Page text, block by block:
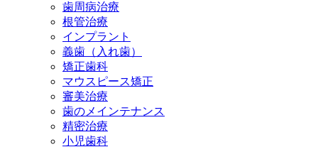
歯周病治療
根管治療
インプラント
義歯（入れ歯）
矯正歯科
マウスピース矯正
審美治療
歯のメインテナンス
精密治療
小児歯科